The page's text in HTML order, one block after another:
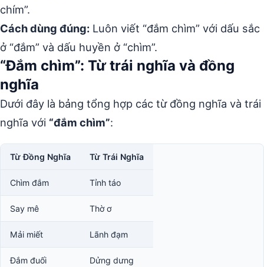
chím”.
Cách dùng đúng: Luôn viết “đắm chìm” với dấu sắc
ở “đắm” và dấu huyền ở “chìm”.
“Đắm chìm”: Từ trái nghĩa và đồng
nghĩa
Dưới đây là bảng tổng hợp các từ đồng nghĩa và trái
nghĩa với “đắm chìm”:
Từ Đồng Nghĩa Từ Trái Nghĩa
Chìm đắm Tỉnh táo
Say mê Thờ ơ
Mải miết Lãnh đạm
Đắm đuối Dửng dưng